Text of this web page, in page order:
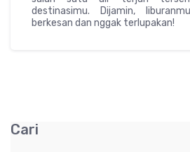
destinasimu. Dijamin,
berkesan dan nggak terlupakan!
Cari